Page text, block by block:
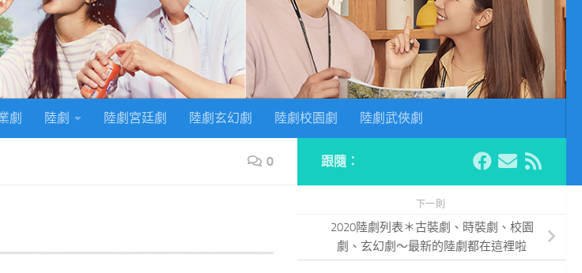
劇 陸劇 陸劇宮廷劇 陸劇玄幻劇 陸劇校園劇 陸劇武俠劇
0 跟隨：
下一則
2020陸劇列表＊古裝劇、時裝劇、校園
劇、玄幻劇～最新的陸劇都在這裡啦